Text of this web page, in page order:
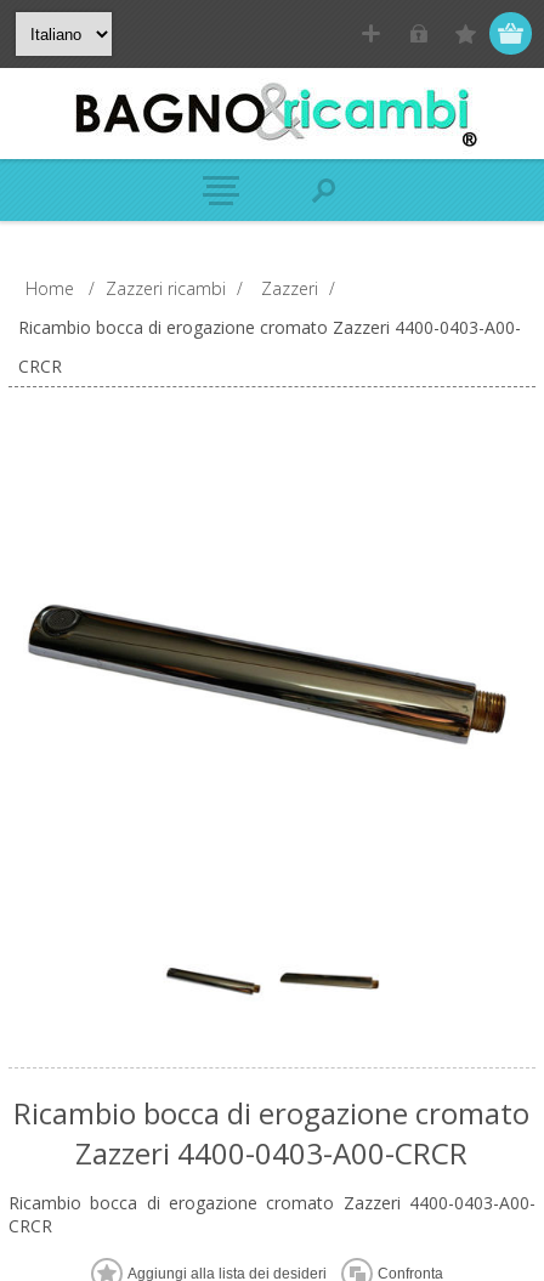
Home / Zazzeri ricambi / Zazzeri /
Ricambio bocca di erogazione cromato Zazzeri 4400-0403-A00-
CRCR
Ricambio bocca di erogazione cromato
Zazzeri 4400-0403-A00-CRCR
Ricambio bocca di erogazione cromato Zazzeri 4400-0403-A00-
CRCR